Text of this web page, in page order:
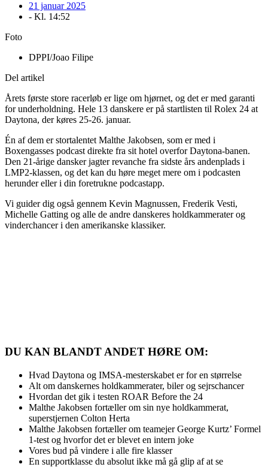
21 januar 2025
- Kl. 14:52
Foto
DPPI/Joao Filipe
Del artikel
Årets første store racerløb er lige om hjørnet, og det er med garanti
for underholdning. Hele 13 danskere er på startlisten til Rolex 24 at
Daytona, der køres 25-26. januar.
Én af dem er stortalentet Malthe Jakobsen, som er med i
Boxengasses podcast direkte fra sit hotel overfor Daytona-banen.
Den 21-årige dansker jagter revanche fra sidste års andenplads i
LMP2-klassen, og det kan du høre meget mere om i podcasten
herunder eller i din foretrukne podcastapp.
Vi guider dig også gennem Kevin Magnussen, Frederik Vesti,
Michelle Gatting og alle de andre danskeres holdkammerater og
vinderchancer i den amerikanske klassiker.
DU KAN BLANDT ANDET HØRE OM:
Hvad Daytona og IMSA-mesterskabet er for en størrelse
Alt om danskernes holdkammerater, biler og sejrschancer
Hvordan det gik i testen ROAR Before the 24
Malthe Jakobsen fortæller om sin nye holdkammerat,
superstjernen Colton Herta
Malthe Jakobsen fortæller om teamejer George Kurtz’ Formel
1-test og hvorfor det er blevet en intern joke
Vores bud på vindere i alle fire klasser
En supportklasse du absolut ikke må gå glip af at se